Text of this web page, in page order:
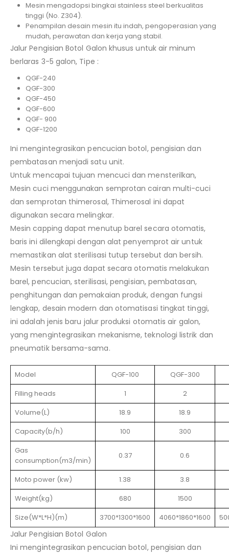
Mesin mengadopsi bingkai stainless steel berkualitas
tinggi (No. Z304).
Penampilan desain mesin itu indah, pengoperasian yang
mudah, perawatan dan kerja yang stabil.
Jalur Pengisian Botol Galon khusus untuk air minum
berlaras 3-5 galon, Tipe :
QGF-240
QGF-300
QGF-450
QGF-600
QGF- 900
QGF-1200
Ini mengintegrasikan pencucian botol, pengisian dan
pembatasan menjadi satu unit.
Untuk mencapai tujuan mencuci dan mensterilkan,
Mesin cuci menggunakan semprotan cairan multi-cuci
dan semprotan thimerosal, Thimerosal ini dapat
digunakan secara melingkar.
Mesin capping dapat menutup barel secara otomatis,
baris ini dilengkapi dengan alat penyemprot air untuk
memastikan alat sterilisasi tutup tersebut dan bersih.
Mesin tersebut juga dapat secara otomatis melakukan
barel, pencucian, sterilisasi, pengisian, pembatasan,
penghitungan dan pemakaian produk, dengan fungsi
lengkap, desain modern dan otomatisasi tingkat tinggi,
ini adalah jenis baru jalur produksi otomatis air galon,
yang mengintegrasikan mekanisme, teknologi listrik dan
pneumatik bersama-sama.
Model QGF-100
QGF-300
Filling heads
1
2
Volume(L)
18.9
18.9
Capacity(b/h)
100
300
Gas
consumption(m3/min)
0.37 0.6
Moto power (kw) 1.38
3.8
Weight(kg)
680
1500
Size(W*L*H)(m)
3700*1300*1600 4060*1860*1600
Jalur Pengisian Botol Galon
Ini mengintegrasikan pencucian botol, pengisian dan